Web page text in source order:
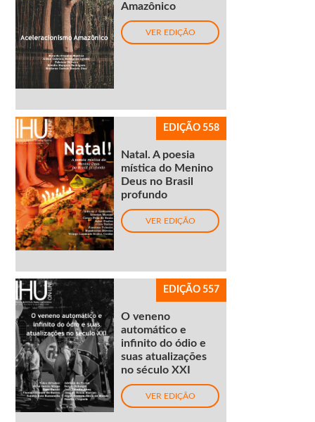
Amazônico
VER EDIÇÃO
EDIÇÃO 558
Natal. A poesia
mística do Menino
Deus no Brasil
profundo
VER EDIÇÃO
EDIÇÃO 557
O veneno
automático e
infinito do ódio e
suas atualizações
no século XXI
VER EDIÇÃO